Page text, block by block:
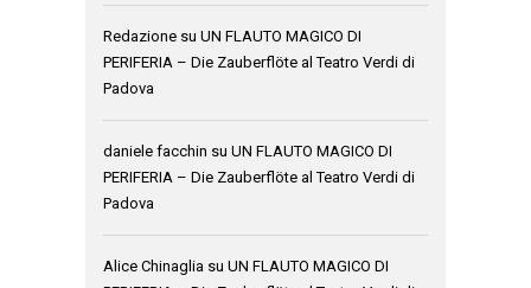
Redazione su UN FLAUTO MAGICO DI
PERIFERIA – Die Zauberflöte al Teatro Verdi di
Padova
daniele facchin su UN FLAUTO MAGICO DI
PERIFERIA – Die Zauberflöte al Teatro Verdi di
Padova
Alice Chinaglia su UN FLAUTO MAGICO DI